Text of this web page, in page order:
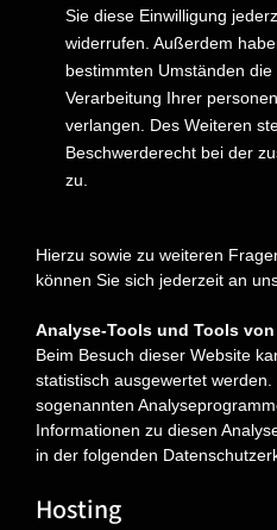
Sie diese Einwilligung
widerrufen. Außerdem
bestimmten Umständen
Verarbeitung Ihrer
verlangen. Des Weiteren
Beschwerderecht bei der
zu.
Hierzu sowie zu weiteren
können Sie sich jederzeit an
Analyse-Tools und Tools
Beim Besuch dieser Website
statistisch ausgewertet
sogenannten
Informationen zu diesen
in der folgenden
Hosting